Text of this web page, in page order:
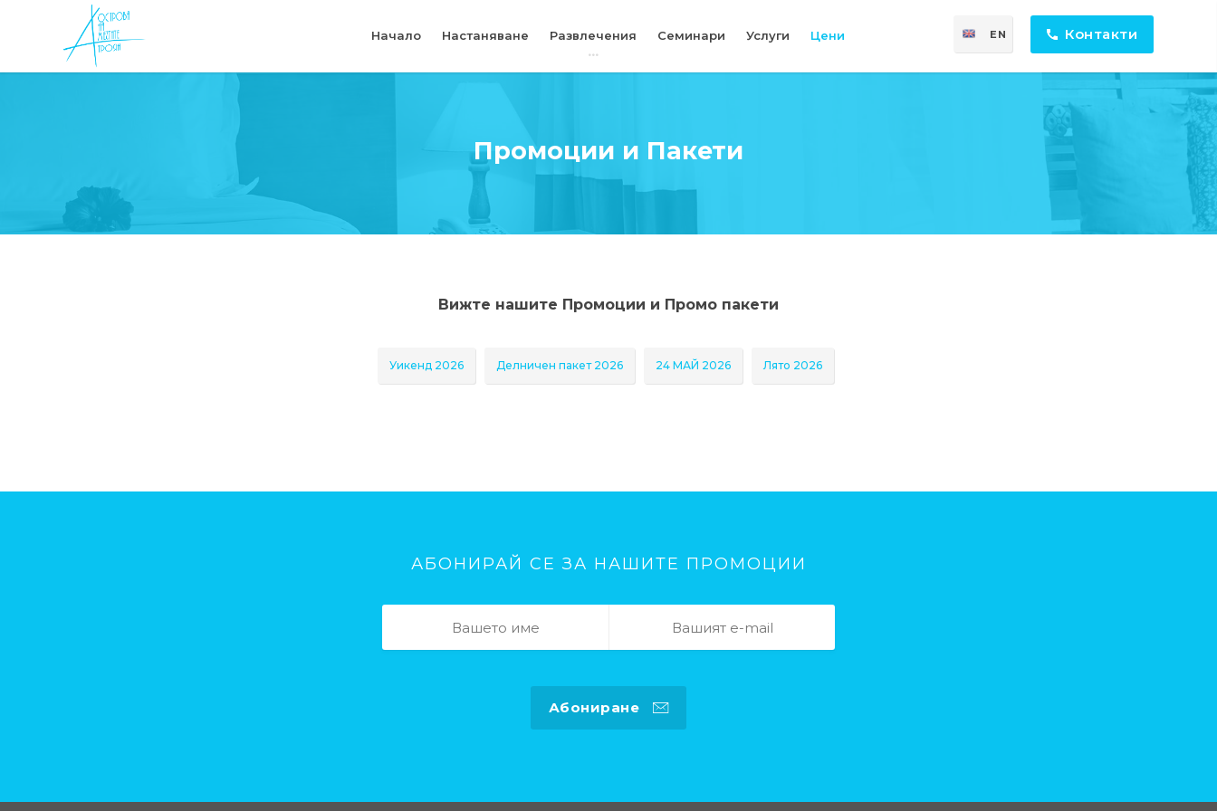
Начало Настаняване Развлечения Семинари Услуги Цени Контакти
EN
Промоции и Пакети
Вижте нашите Промоции и Промо пакети
Уикенд 2026 Делничен пакет 2026 24 МАЙ 2026 Лято 2026
АБОНИРАЙ СЕ ЗА НАШИТЕ ПРОМОЦИИ
Абониране